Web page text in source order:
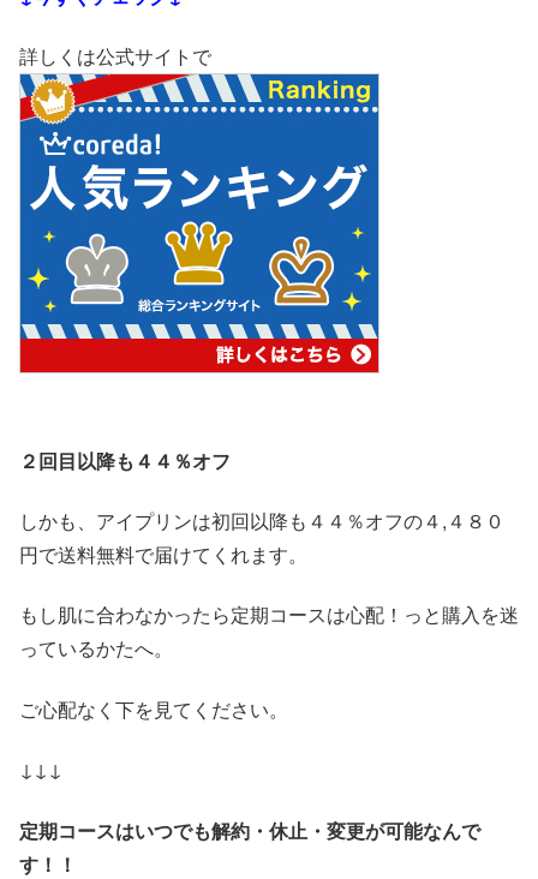
詳しくは公式サイトで
２回目以降も４４％オフ
しかも、アイプリンは初回以降も４４％オフの４,４８０
円で送料無料で届けてくれます。
もし肌に合わなかったら定期コースは心配！っと購入を迷
っているかたへ。
ご心配なく下を見てください。
↓↓↓
定期コースはいつでも解約・休止・変更が可能なんで
す！！